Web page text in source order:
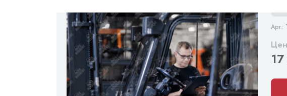
Арт.: